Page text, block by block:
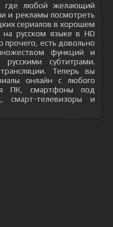
где любой желающий
и рекламы посмотреть
сериалов в хорошем
русском языке в HD
прочего, есть довольно
функций и
субтитрами.
Теперь вы
онлайн с любого
ПК, смартфоны под
смарт-телевизоры и